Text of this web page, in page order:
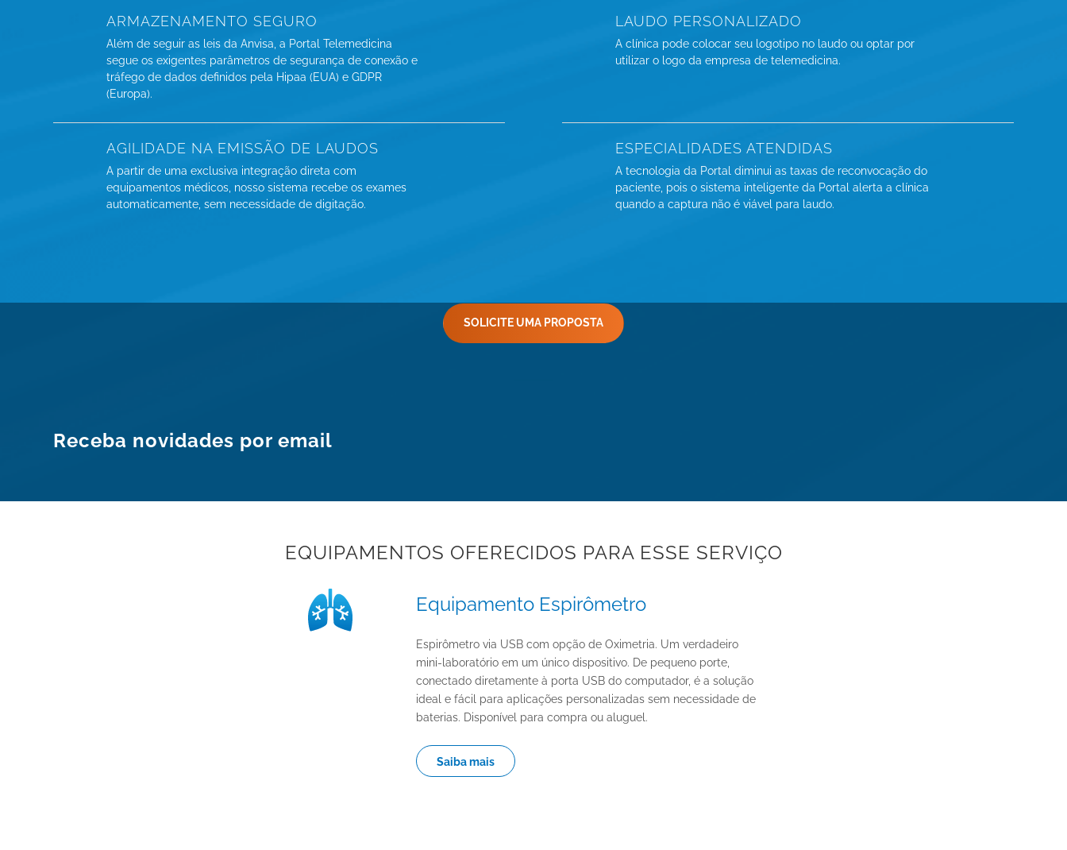
ARMAZENAMENTO SEGURO
Além de seguir as leis da Anvisa, a Portal Telemedicina
segue os exigentes parâmetros de segurança de conexão e
tráfego de dados definidos pela Hipaa (EUA) e GDPR
(Europa).
AGILIDADE NA EMISSÃO DE LAUDOS
A partir de uma exclusiva integração direta com
equipamentos médicos, nosso sistema recebe os exames
automaticamente, sem necessidade de digitação.
LAUDO PERSONALIZADO
A clínica pode colocar seu logotipo no laudo ou optar por
utilizar o logo da empresa de telemedicina.
ESPECIALIDADES ATENDIDAS
A tecnologia da Portal diminui as taxas de reconvocação do
paciente, pois o sistema inteligente da Portal alerta a clínica
quando a captura não é viável para laudo.
SOLICITE UMA PROPOSTA
Receba novidades por email
EQUIPAMENTOS OFERECIDOS PARA ESSE SERVIÇO
Equipamento Espirômetro
Espirômetro via USB com opção de Oximetria. Um verdadeiro
mini-laboratório em um único dispositivo. De pequeno porte,
conectado diretamente à porta USB do computador, é a solução
ideal e fácil para aplicações personalizadas sem necessidade de
baterias. Disponível para compra ou aluguel.
Saiba mais